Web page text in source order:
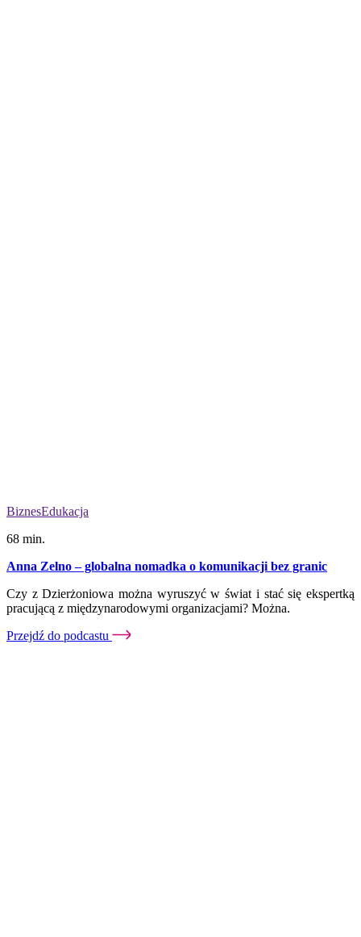
BiznesEdukacja
68 min.
Anna Zelno – globalna nomadka o komunikacji bez granic
Czy z Dzierżoniowa można wyruszyć w świat i stać się ekspertką
pracującą z międzynarodowymi organizacjami? Można.
Przejdź do podcastu